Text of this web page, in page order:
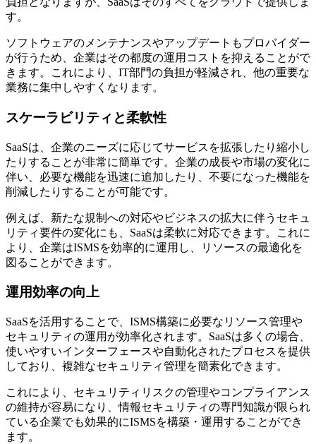
す。
ソフトウェアのメンテナンスやアップデートもプロバイダー
が行うため、企業はその都度の運用コストを抑えることがで
きます。これにより、IT部門の負担が軽減され、他の重要な
業務に集中しやすくなります。
スケーラビリティと柔軟性
SaaSは、企業のニーズに応じてサービスを拡張したり縮小し
たりすることが非常に簡単です。企業の成長や市場の変化に
伴い、必要な機能を迅速に追加したり、不要になった機能を
削減したりすることが可能です。
例えば、新たな規制への対応やビジネスの拡大に伴うセキュ
リティ要件の変化にも、SaaSは柔軟に対応できます。これに
より、企業はISMSを効率的に運用し、リソースの最適化を
図ることができます。
運用効率の向上
SaaSを活用することで、ISMS構築に必要なリソース管理や
セキュリティの運用が効率化されます。SaaSは多くの場合、
使いやすいインターフェースや自動化されたプロセスを提供
しており、複雑なセキュリティ管理を簡素化できます。
これにより、セキュリティリスクの管理やコンプライアンス
の維持が容易になり、情報セキュリティの専門知識が限られ
ている企業でも効果的にISMSを構築・運用することができ
ます。